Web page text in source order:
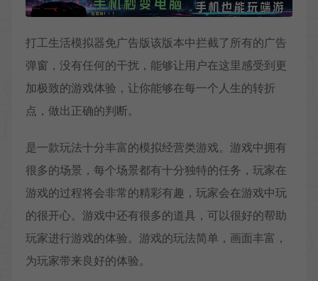
打工生活模拟器免广告版该版本中拦截了所有的广告
弹窗，没有任何的干扰，能够让用户在这里感受到更
加极致的游戏体验，让你能够在每一个人生的转折
点，做出正确的判断。
是一款玩法十分丰富的模拟经营类游戏。游戏中拥有
很多的场景，每个场景都有十分独特的任务，玩家在
游戏的过程将会非常的精彩有趣，玩家会在游戏中玩
的很开心。游戏中还有很多的道具，可以很好的帮助
玩家进行游戏的体验。游戏的玩法简单，画面丰富，
为玩家带来良好的体验。